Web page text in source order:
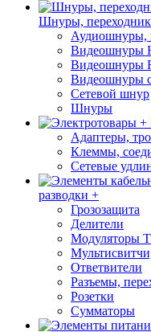
Шнуры,
Аудиошнуры,
Видеошнуры
Видеошнуры
Видеошнуры
Сетевой шнур
Шнуры
Адаптеры,
Клеммы,
Сетевые
разводки +
Грозозащита
Делители
Модуляторы
Ответвители
Разъемы,
Розетки
Сумматоры